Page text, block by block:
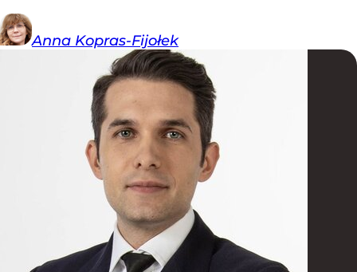
Anna Kopras-Fijołek